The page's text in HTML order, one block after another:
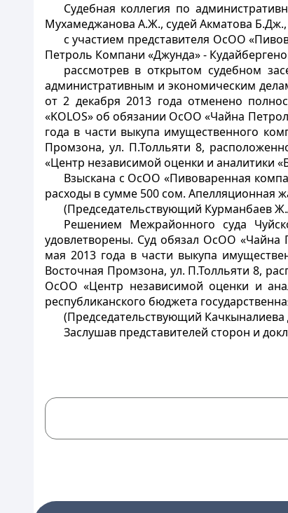
Судебная коллегия по
Мухамеджанова А.Ж., судей Акматова
с участием представителя ОсОО
Петроль Компани «Джунда» -
рассмотрев в открытом судебном
административным и экономическим
от 2 декабря 2013 года отменено
«KOLOS» об обязании ОсОО «Чайна
года в части выкупа имущественного
Промзона, ул. П.Толльяти 8,
«Центр независимой оценки и аналитики
Взыскана с ОсОО «Пивоваренная
расходы в сумме 500 сом. Апелляционная
(Председательствующий Курманбаев
Решением Межрайонного суда
удовлетворены. Суд обязал ОсОО
мая 2013 года в части выкупа
Восточная Промзона, ул. П.Толльяти 8,
ОсОО «Центр независимой оценки и
республиканского бюджета
(Председательствующий
Заслушав представителей сторон и